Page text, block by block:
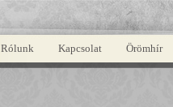
Rólunk Kapcsolat Örömhír